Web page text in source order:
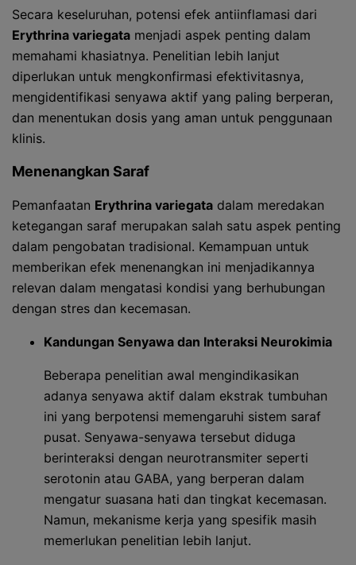
Secara keseluruhan, potensi efek antiinflamasi dari
Erythrina variegata menjadi aspek penting dalam
memahami khasiatnya. Penelitian lebih lanjut
diperlukan untuk mengkonfirmasi efektivitasnya,
mengidentifikasi senyawa aktif yang paling berperan,
dan menentukan dosis yang aman untuk penggunaan
klinis.
Menenangkan Saraf
Pemanfaatan Erythrina variegata dalam meredakan
ketegangan saraf merupakan salah satu aspek penting
dalam pengobatan tradisional. Kemampuan untuk
memberikan efek menenangkan ini menjadikannya
relevan dalam mengatasi kondisi yang berhubungan
dengan stres dan kecemasan.
Kandungan Senyawa dan Interaksi Neurokimia
Beberapa penelitian awal mengindikasikan
adanya senyawa aktif dalam ekstrak tumbuhan
ini yang berpotensi memengaruhi sistem saraf
pusat. Senyawa-senyawa tersebut diduga
berinteraksi dengan neurotransmiter seperti
serotonin atau GABA, yang berperan dalam
mengatur suasana hati dan tingkat kecemasan.
Namun, mekanisme kerja yang spesifik masih
memerlukan penelitian lebih lanjut.